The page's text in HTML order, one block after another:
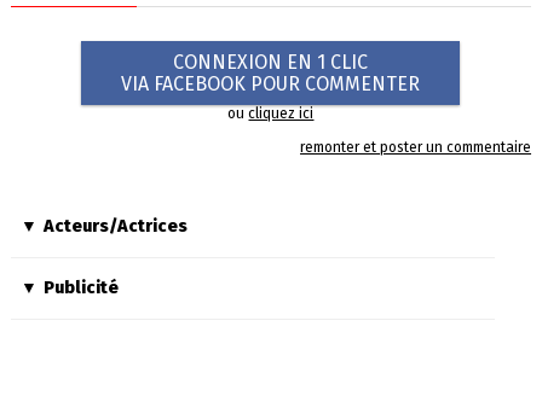
CONNEXION EN 1 CLIC
VIA FACEBOOK POUR COMMENTER
oucliquez ici
remonter et poster un commentaire
Acteurs/Actrices
Publicité